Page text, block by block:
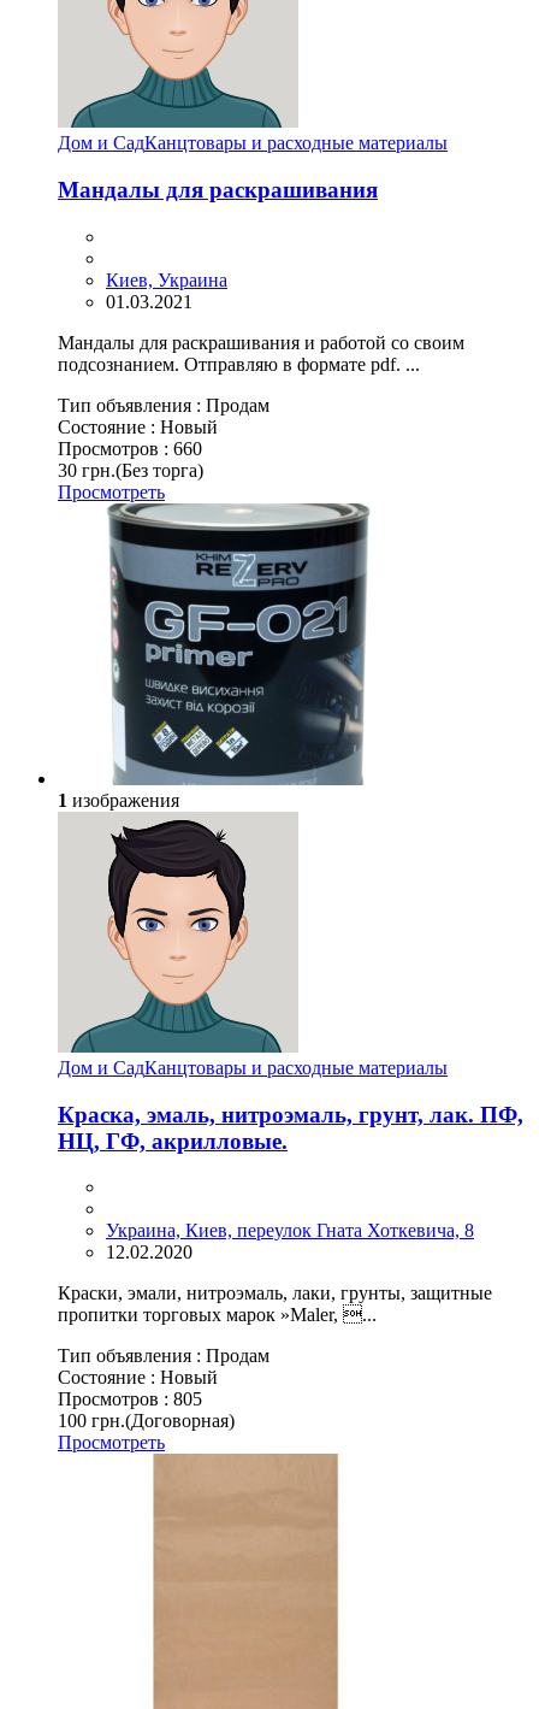
Дом и СадКанцтовары и расходные материалы
Мандалы для раcкрашивания
Киев, Украина
01.03.2021
Мандалы для раcкрашивания и работой со своим
подсознанием. Отправляю в формате pdf. ...
Тип объявления : Продам
Состояние : Новый
Просмотров : 660
30 грн.(Без торга)
Просмотреть
1 изображения
Дом и СадКанцтовары и расходные материалы
Краска, эмаль, нитроэмаль, грунт, лак. ПФ,
НЦ, ГФ, акрилловые.
Украина, Киев, переулок Гната Хоткевича, 8
12.02.2020
Краски, эмали, нитроэмаль, лаки, грунты, защитные
пропитки торговых марок »Maler, ...
Тип объявления : Продам
Состояние : Новый
Просмотров : 805
100 грн.(Договорная)
Просмотреть